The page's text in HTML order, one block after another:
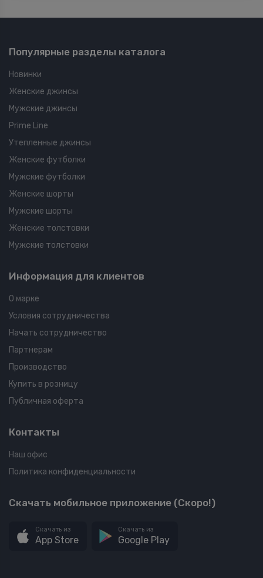
Популярные разделы каталога
Новинки
Женские джинсы
Мужские джинсы
Prime Line
Утепленные джинсы
Женские футболки
Мужские футболки
Женские шорты
Мужские шорты
Женские толстовки
Мужские толстовки
Информация для клиентов
О марке
Условия сотрудничества
Начать сотрудничество
Партнерам
Производство
Купить в розницу
Публичная оферта
Контакты
Наш офис
Политика конфиденциальности
Скачать мобильное приложение (Скоро!)
Скачать из
App Store
Скачать из
Google Play